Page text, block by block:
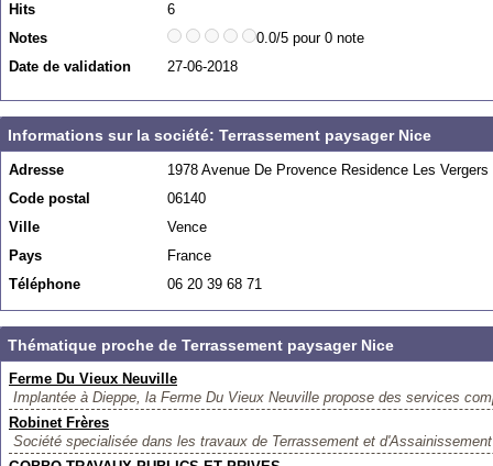
Hits
6
Notes
0.0/5 pour 0 note
Date de validation
27-06-2018
Informations sur la société: Terrassement paysager Nice
Adresse
1978 Avenue De Provence Residence Les Vergers
Code postal
06140
Ville
Vence
Pays
France
Téléphone
06 20 39 68 71
Thématique proche de Terrassement paysager Nice
Ferme Du Vieux Neuville
Implantée à Dieppe, la Ferme Du Vieux Neuville propose des services
Robinet Frères
Société specialisée dans les travaux de Terrassement et